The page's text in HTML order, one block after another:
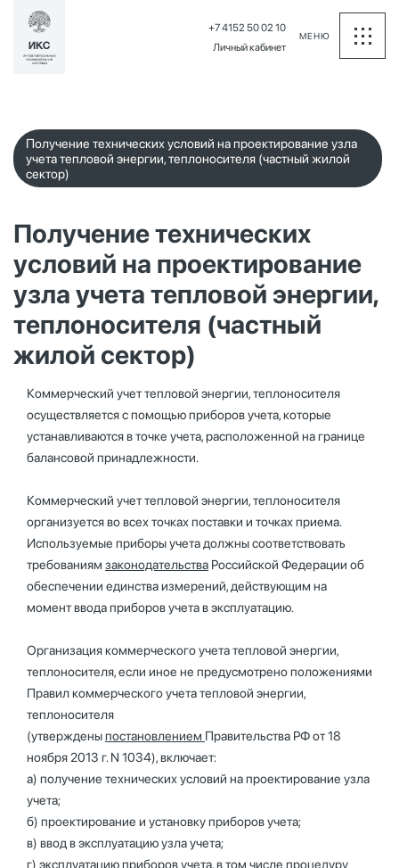
+7 4152 50 02 10
Личный кабинет
МЕНЮ
Получение технических условий на проектирование узла
учета тепловой энергии, теплоносителя (частный жилой
сектор)
Получение технических
условий на проектирование
узла учета тепловой энергии,
теплоносителя (частный
жилой сектор)
Коммерческий учет тепловой энергии, теплоносителя
осуществляется с помощью приборов учета, которые
устанавливаются в точке учета, расположенной на границе
балансовой принадлежности.
Коммерческий учет тепловой энергии, теплоносителя
организуется во всех точках поставки и точках приема.
Используемые приборы учета должны соответствовать
требованиям законодательства Российской Федерации об
обеспечении единства измерений, действующим на
момент ввода приборов учета в эксплуатацию.
Организация коммерческого учета тепловой энергии,
теплоносителя, если иное не предусмотрено положениями
Правил коммерческого учета тепловой энергии,
теплоносителя
(утвержденыпостановлением Правительства РФ от 18
ноября 2013 г. N 1034), включает:
а) получение технических условий на проектирование узла
учета;
б) проектирование и установку приборов учета;
в) ввод в эксплуатацию узла учета;
г) эксплуатацию приборов учета, в том числе процедуру